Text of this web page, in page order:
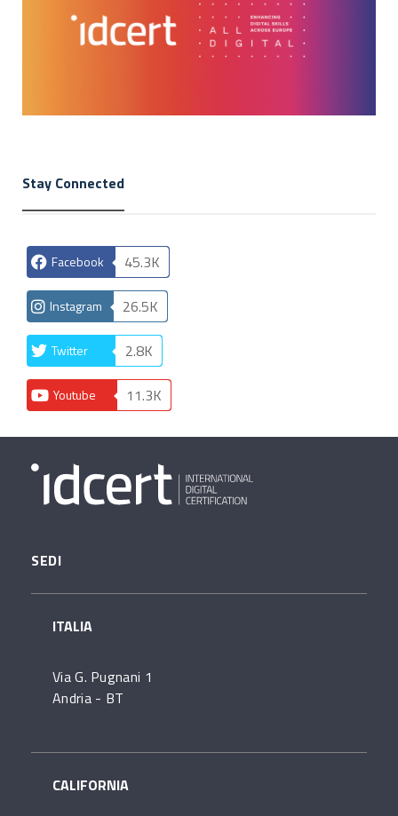
Stay Connected
Facebook 45.3K
Instagram 26.5K
Twitter 2.8K
Youtube 11.3K
SEDI
ITALIA
Via G. Pugnani 1
Andria - BT
CALIFORNIA